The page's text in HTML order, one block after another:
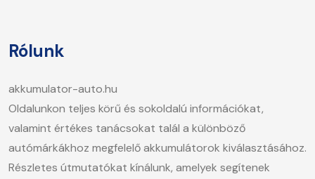
Rólunk
akkumulator-auto.hu
Oldalunkon teljes körű és sokoldalú információkat,
valamint értékes tanácsokat talál a különböző
autómárkákhoz megfelelő akkumulátorok kiválasztásához.
Részletes útmutatókat kínálunk, amelyek segítenek